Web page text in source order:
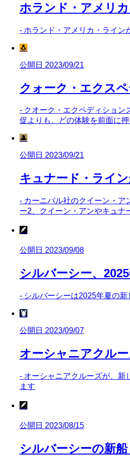
ホランド・アメリ
- ホランド・アメリカ・ライン
🐧
公開日 2023/09/21
クォーク・エクス
- クオーク・エクペディション
促よりも、どの体験を前面に
🎩
公開日 2023/09/21
キュナード・ライ
- カーニバル社のクイーン・ア
ー2、クイーン・アンやキュナ
🪶
公開日 2023/09/08
シルバーシー、
- シルバーシーは2025年夏の
🦞
公開日 2023/09/07
オーシャニアクル
- オーシャニアクルーズが、新
ます
🪶
公開日 2023/08/15
シルバーシーの新